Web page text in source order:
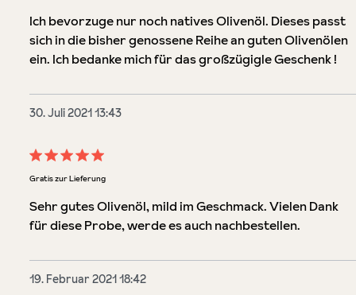
Ich bevorzuge nur noch natives Olivenöl. Dieses passt
sich in die bisher genossene Reihe an guten Olivenölen
ein. Ich bedanke mich für das großzügigle Geschenk !
30. Juli 2021 13:43
Bewertung mit 5 von 5 Sternen
Gratis zur Lieferung
Sehr gutes Olivenöl, mild im Geschmack. Vielen Dank
für diese Probe, werde es auch nachbestellen.
19. Februar 2021 18:42